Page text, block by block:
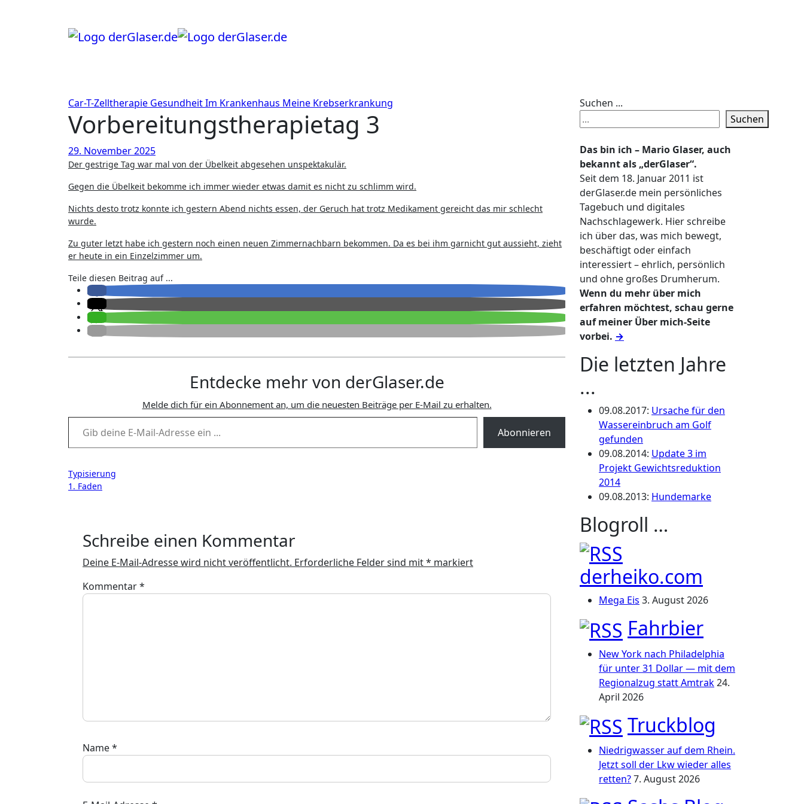
Car-T-Zelltherapie GesundheitIm Krankenhaus Meine Krebserkrankung
Vorbereitungstherapietag 3
29. November 2025
Der gestrige Tag war mal von der Übelkeit abgesehen unspektakulär.
Gegen die Übelkeit bekomme ich immer wieder etwas damit es nicht zu schlimm wird.
Nichts desto trotz konnte ich gestern Abend nichts essen, der Geruch hat trotz Medikament gereicht das mir schlecht
wurde.
Zu guter letzt habe ich gestern noch einen neuen Zimmernachbarn bekommen. Da es bei ihm garnicht gut aussieht, zieht
er heute in ein Einzelzimmer um.
Teile diesen Beitrag auf ...
Entdecke mehr von derGlaser.de
Melde dich für ein Abonnement an, um die neuesten Beiträge per E-Mail zu erhalten.
Gib deine E-Mail-Adresse ein ...
Abonnieren
Beitragsnavigation
Typisierung
1. Faden
Schreibe einen Kommentar
Deine E-Mail-Adresse wird nicht veröffentlicht. Erforderliche Felder sind mit* markiert
Kommentar*
Name*
Suchen ...
Suchen
Das bin ich – Mario Glaser, auch
bekannt als „derGlaser“.
Seit dem 18. Januar 2011 ist
derGlaser.de mein persönliches
Tagebuch und digitales
Nachschlagewerk. Hier schreibe
ich über das, was mich bewegt,
beschäftigt oder einfach
interessiert – ehrlich, persönlich
und ohne großes Drumherum.
Wenn du mehr über mich
erfahren möchtest, schau gerne
auf meiner Über mich-Seite
vorbei. →
Die letzten Jahre
...
09.08.2017: Ursache für den
Wassereinbruch am Golf
gefunden
09.08.2014: Update 3 im
Projekt Gewichtsreduktion
2014
09.08.2013: Hundemarke
Blogroll …
derheiko.com
Mega Eis 3. August 2026
Fahrbier
New York nach Philadelphia
für unter 31 Dollar — mit dem
Regionalzug statt Amtrak24.
April 2026
Truckblog
Niedrigwasser auf dem Rhein.
Jetzt soll der Lkw wieder alles
retten?7. August 2026